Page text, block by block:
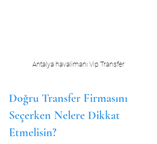
Antalya havalimanı Vip Transfer
Doğru Transfer Firmasını
Seçerken Nelere Dikkat
Etmelisin?